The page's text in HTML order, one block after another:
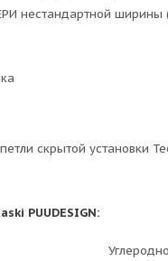
нестандартной
скрытой установки
PUUDESIGN: